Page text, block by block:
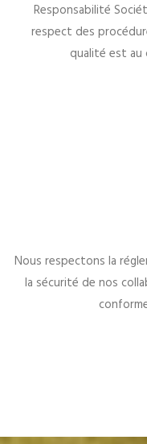
Responsabilité
respect des
qualité est
Nous respectons la
la sécurité de nos